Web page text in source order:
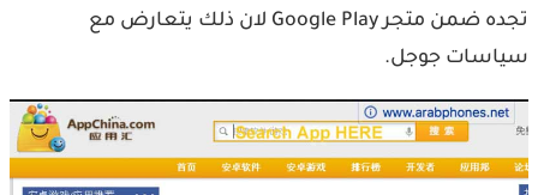
تجده ضمن متجر Google Play لان ذلك يتعارض مع
سياسات جوجل.